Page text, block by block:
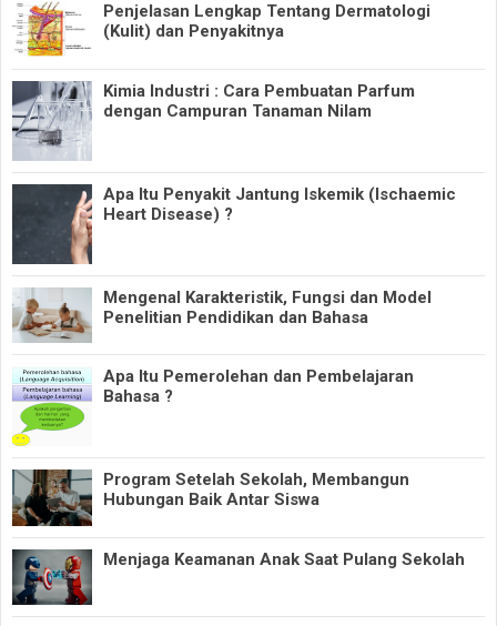
Penjelasan Lengkap Tentang Dermatologi
(Kulit) dan Penyakitnya
Kimia Industri : Cara Pembuatan Parfum
dengan Campuran Tanaman Nilam
Apa Itu Penyakit Jantung Iskemik (Ischaemic
Heart Disease) ?
Mengenal Karakteristik, Fungsi dan Model
Penelitian Pendidikan dan Bahasa
Apa Itu Pemerolehan dan Pembelajaran
Bahasa ?
Program Setelah Sekolah, Membangun
Hubungan Baik Antar Siswa
Menjaga Keamanan Anak Saat Pulang Sekolah